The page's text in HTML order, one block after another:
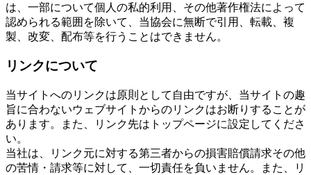
は、一部について個人の私的利用、その他著作権法によって
認められる範囲を除いて、当協会に無断で引用、転載、複
製、改変、配布等を行うことはできません。
リンクについて
当サイトへのリンクは原則として自由ですが、当サイトの趣
旨に合わないウェブサイトからのリンクはお断りすることが
あります。また、リンク先はトップページに設定してくださ
い。
当社は、リンク元に対する第三者からの損害賠償請求その他
の苦情・請求等に対して、一切責任を負いません。また、リ